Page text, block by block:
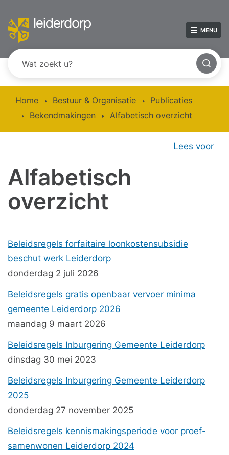
MENU
Home Bestuur & Organisatie
Publicaties
Bekendmakingen
Alfabetisch overzicht
Lees voor
Alfabetisch
overzicht
Beleidsregels forfaitaire loonkostensubsidie
beschut werk Leiderdorp
donderdag 2 juli 2026
Beleidsregels gratis openbaar vervoer minima
gemeente Leiderdorp 2026
maandag 9 maart 2026
Beleidsregels Inburgering Gemeente Leiderdorp
dinsdag 30 mei 2023
Beleidsregels Inburgering Gemeente Leiderdorp
2025
donderdag 27 november 2025
Beleidsregels kennismakingsperiode voor proef-
samenwonen Leiderdorp 2024